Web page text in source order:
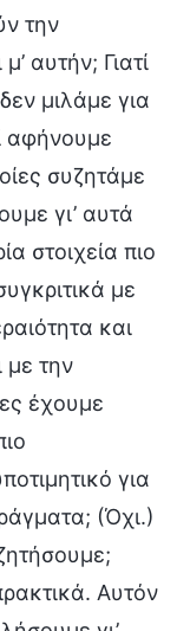
την
αυτήν; Γιατί
μιλάμε για
αφήνουμε
συζητάμε
γι’ αυτά
στοιχεία πιο
με
και
με την
έχουμε
για
(Όχι.)
Αυτόν